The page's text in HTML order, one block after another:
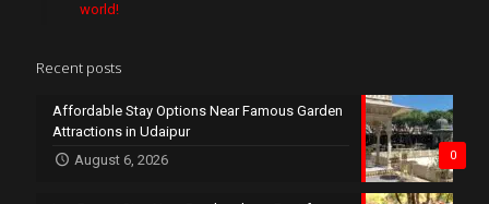
world!
Recent posts
0
Affordable Stay Options Near Famous Garden
Attractions in Udaipur
August 6, 2026